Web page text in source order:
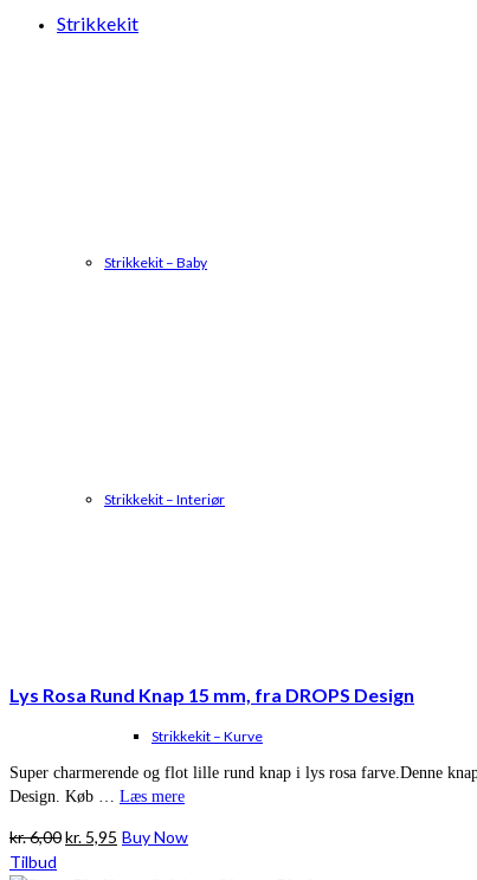
Strikkekit
Strikkekit – Baby
Strikkekit – Interiør
Strikkekit – Kurve
Lys Rosa Rund Knap 15 mm, fra DROPS Design
Super charmerende og flot lille rund knap i lys rosa farve.Denne
Design. Køb … Læs mere
kr.6,00Den
kr. 5,95 Den
Buy Now
Tilbud